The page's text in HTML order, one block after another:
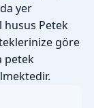
yer
husus Petek
göre
petek